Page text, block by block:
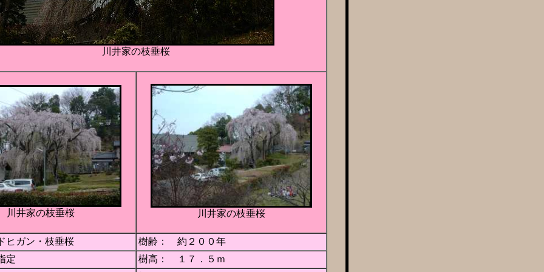
川井家の枝垂桜
川井家の枝垂桜 川井家の枝垂桜
ヒガン・枝垂桜
樹齢： 約２００年
定
樹高： １７．５ｍ